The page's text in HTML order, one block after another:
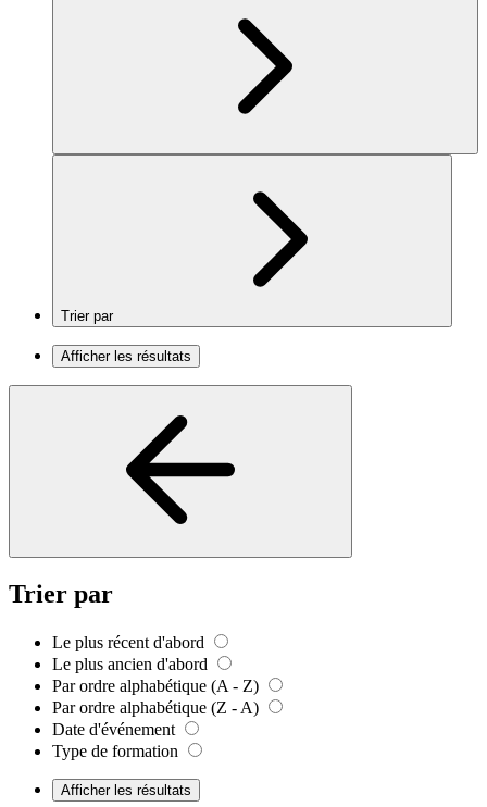
Trier par
Afficher les résultats
Trier par
Le plus récent d'abord
Le plus ancien d'abord
Par ordre alphabétique (A - Z)
Par ordre alphabétique (Z - A)
Date d'événement
Type de formation
Afficher les résultats